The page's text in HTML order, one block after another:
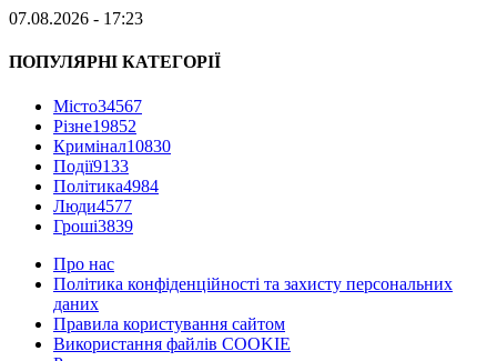
07.08.2026 - 17:23
ПОПУЛЯРНІ КАТЕГОРІЇ
Місто34567
Різне19852
Кримінал10830
Події9133
Політика4984
Люди4577
Гроші3839
Про нас
Політика конфіденційності та захисту персональних
даних
Правила користування сайтом
Використання файлів COOKIE